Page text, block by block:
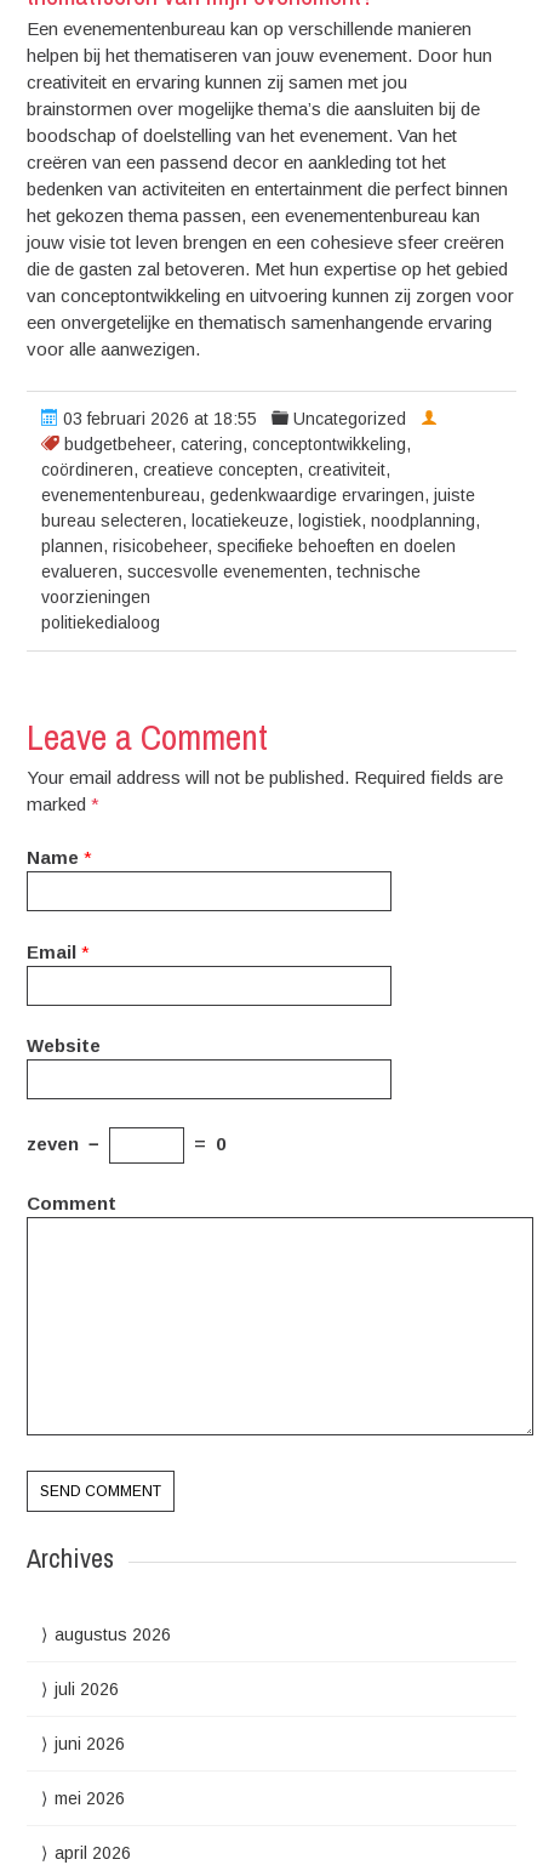
Een evenementenbureau kan op verschillende manieren
helpen bij het thematiseren van jouw evenement. Door hun
creativiteit en ervaring kunnen zij samen met jou
brainstormen over mogelijke thema’s die aansluiten bij de
boodschap of doelstelling van het evenement. Van het
creëren van een passend decor en aankleding tot het
bedenken van activiteiten en entertainment die perfect binnen
het gekozen thema passen, een evenementenbureau kan
jouw visie tot leven brengen en een cohesieve sfeer creëren
die de gasten zal betoveren. Met hun expertise op het gebied
van conceptontwikkeling en uitvoering kunnen zij zorgen voor
een onvergetelijke en thematisch samenhangende ervaring
voor alle aanwezigen.
03 februari 2026 at 18:55
Uncategorized
budgetbeheer,catering,conceptontwikkeling,
coördineren,creatieve concepten,creativiteit,
evenementenbureau,gedenkwaardige ervaringen,juiste
bureau selecteren, locatiekeuze, logistiek,noodplanning,
plannen,risicobeheer,specifieke behoeften en doelen
evalueren,succesvolle evenementen,technische
voorzieningen
politiekedialoog
Leave a Comment
Your email address will not be published. Required fields are
marked*
Name *
Email *
Website
zeven − = 0
Comment
Archives
augustus 2026
juli 2026
juni 2026
mei 2026
april 2026